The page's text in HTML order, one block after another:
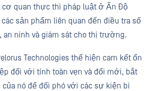
cơ quan thực thi pháp luật ở Ấn Độ
sản phẩm liên quan đến điều tra số
an ninh và giám sát cho thị trường.
Technologies thể hiện cam kết ổn
đối với tính toàn vẹn và đổi mới, bắt
nó để đối phó với các sự kiện bi